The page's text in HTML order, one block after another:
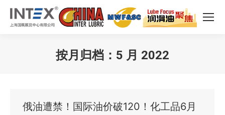
按月归档： 5 月 2022
俄油遭禁！国际油价破120！化工品6月